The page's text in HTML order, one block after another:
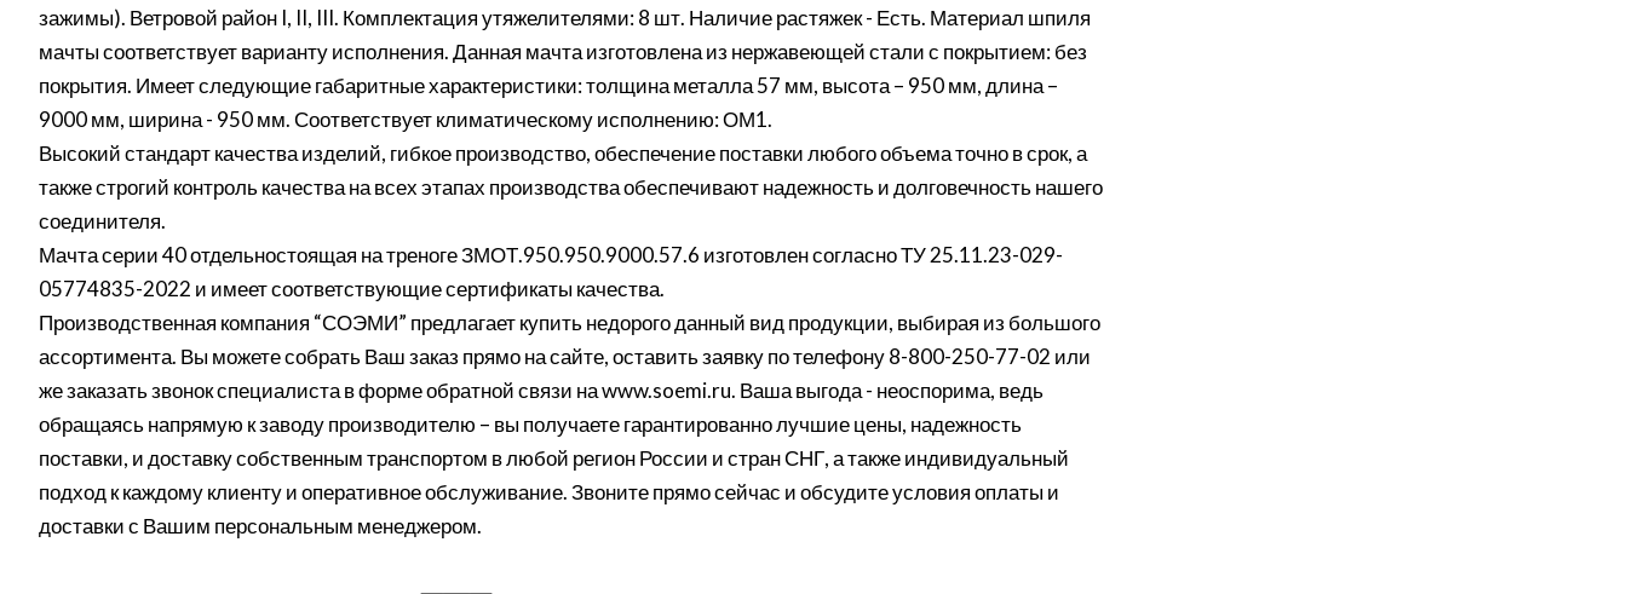
зажимы). Ветровой район I, II, III. Комплектация утяжелителями: 8 шт. Наличие растяжек - Есть. Материал шпиля
мачты соответствует варианту исполнения. Данная мачта изготовлена из нержавеющей стали с покрытием: без
покрытия. Имеет следующие габаритные характеристики: толщина металла 57 мм, высота – 950 мм, длина –
9000 мм, ширина - 950 мм. Соответствует климатическому исполнению: ОМ1.
Высокий стандарт качества изделий, гибкое производство, обеспечение поставки любого объема точно в срок, а
также строгий контроль качества на всех этапах производства обеспечивают надежность и долговечность нашего
соединителя.
Мачта серии 40 отдельностоящая на треноге ЗМОТ.950.950.9000.57.6 изготовлен согласно ТУ 25.11.23-029-
05774835-2022 и имеет соответствующие сертификаты качества.
Производственная компания “СОЭМИ” предлагает купить недорого данный вид продукции, выбирая из большого
ассортимента. Вы можете собрать Ваш заказ прямо на сайте, оставить заявку по телефону 8-800-250-77-02 или
же заказать звонок специалиста в форме обратной связи на www.soemi.ru. Ваша выгода - неоспорима, ведь
обращаясь напрямую к заводу производителю – вы получаете гарантированно лучшие цены, надежность
поставки, и доставку собственным транспортом в любой регион России и стран СНГ, а также индивидуальный
подход к каждому клиенту и оперативное обслуживание. Звоните прямо сейчас и обсудите условия оплаты и
доставки с Вашим персональным менеджером.